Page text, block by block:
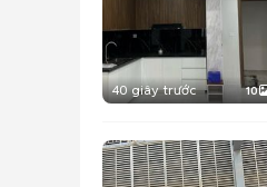
40 giây trước 10